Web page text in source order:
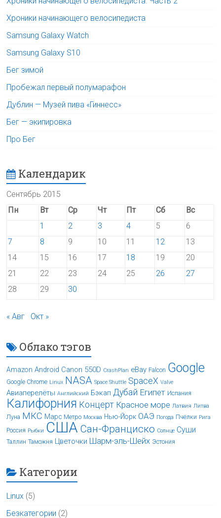
Хроники начинающего велосипедиста
Samsung Galaxy Watch
Samsung Galaxy S10
Бег зимой
Пробежал первый полумарафон
Дублин — Музей пива «Гиннесс»
Бег — экипировка
Про Бег
Календарик
Сентябрь 2015
Пн
Вт Ср Чт Пт Сб
Вс
1
2 3 4 5
6
7
8 9 10 11 12
13
14
15 16 17 18 19
20
21
22 23 24 25 26
27
28
29 30
« Авг Окт »
Облако тэгов
Amazon Android Canon 550D CrashPlan eBay Falcon Google
Google Chrome Linux NASA Space Shuttle SpaceX Valve
Авиаперелёты Английский Бэкап Дубай Египет Испания
Калифорния Концерт Красное море Латвия Литва
Луна МКС Марс Метро Москва Нью-Йорк ОАЭ Погода Пчёлки Рига
Россия Рыбки США Сан-Франциско Солнце Суши
Таллин Таможня Цветочки Шарм-эль-Шейх Эстония
Категории
Linux (5)
Безкатегории (2)